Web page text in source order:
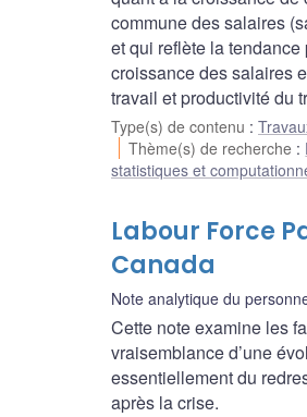
commune des salaires
et qui reflète la
croissance des salaires
travail et productivité du
Type(s) de contenu :
Thème(s) de recherche :
statistiques et
Labour Force
Canada
Note analytique du
Cette note examine les
vraisemblance d’une
essentiellement du
après la crise.